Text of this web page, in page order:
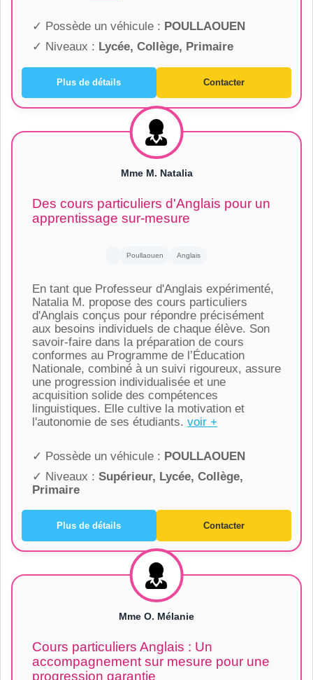
✓ Possède un véhicule : POULLAOUEN
✓ Niveaux : Lycée, Collège, Primaire
Plus de détails Contacter
Mme M. Natalia
Des cours particuliers d'Anglais pour un
apprentissage sur-mesure
Poullaouen Anglais
En tant que Professeur d'Anglais expérimenté,
Natalia M. propose des cours particuliers
d'Anglais conçus pour répondre précisément
aux besoins individuels de chaque élève. Son
savoir-faire dans la préparation de cours
conformes au Programme de l’Éducation
Nationale, combiné à un suivi rigoureux, assure
une progression individualisée et une
acquisition solide des compétences
linguistiques. Elle cultive la motivation et
l'autonomie de ses étudiants. voir +
✓ Possède un véhicule : POULLAOUEN
✓ Niveaux : Supérieur, Lycée, Collège,
Primaire
Plus de détails Contacter
Mme O. Mélanie
Cours particuliers Anglais : Un
accompagnement sur mesure pour une
progression garantie